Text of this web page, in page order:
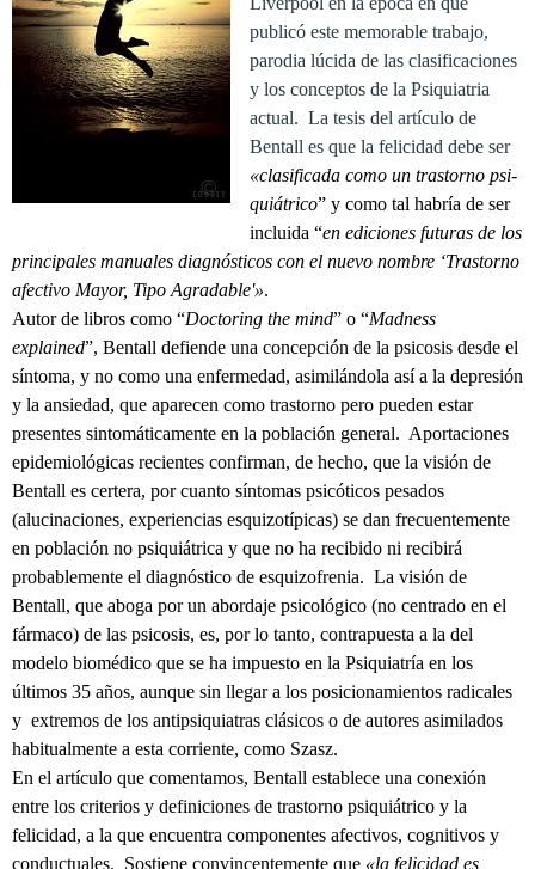
publicó este memorable trabajo,
parodia lúcida de las clasificaciones
y los conceptos de la Psiquiatria
actual. La tesis del artículo de
Bentall es que la felicidad debe ser
«clasificada como un tras­torno psi­
quiátrico” y como tal habría de ser
incluida “en edicio­nes futu­ras de los
principales manuales diagnósticos con el nuevo nombre ‘Trastorno
afec­tivo Mayor, Tipo Agradable'».
Autor de libros como “Doctoring the mind” o “Madness
explained”, Bentall defiende una concepción de la psicosis desde el
síntoma, y no como una enfermedad, asimilándola así a la depresión
y la ansiedad, que aparecen como trastorno pero pueden estar
presentes sintomáticamente en la población general. Aportaciones
epidemiológicas recientes confirman, de hecho, que la visión de
Bentall es certera, por cuanto síntomas psicóticos pesados
(alucinaciones, experiencias esquizotípicas) se dan frecuentemente
en población no psiquiátrica y que no ha recibido ni recibirá
probablemente el diagnóstico de esquizofrenia. La visión de
Bentall, que aboga por un abordaje psicológico (no centrado en el
fármaco) de las psicosis, es, por lo tanto, contrapuesta a la del
modelo biomédico que se ha impuesto en la Psiquiatría en los
últimos 35 años, aunque sin llegar a los posicionamientos radicales
y extremos de los antipsiquiatras clásicos o de autores asimilados
habitualmente a esta corriente, como Szasz.
En el artículo que comentamos, Bentall establece una conexión
entre los criterios y definiciones de trastorno psiquiátrico y la
felicidad, a la que encuentra componentes afectivos, cognitivos y
conductuales. Sostiene convincentemente que «la felicidad es